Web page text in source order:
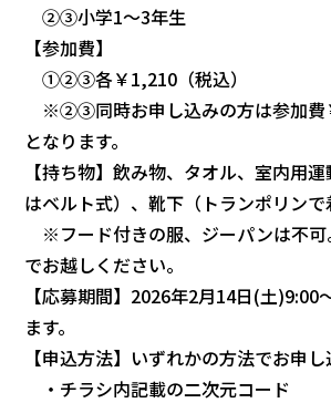
②③小学1～3年生
【参加費】
①②③各￥1,210（税込）
※②③同時お申し込みの方は参加費
となります。
【持ち物】飲み物、タオル、室内用
はベルト式）、靴下（トランポリンで
※フード付きの服、ジーパンは不可
でお越しください。
【応募期間】2026年2月14日(土
ます。
【申込方法】いずれかの方法でお申し
・チラシ内記載の二次元コード